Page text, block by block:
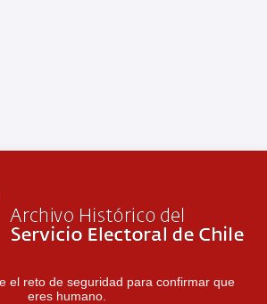
el reto de seguridad para confirmar que
eres humano.